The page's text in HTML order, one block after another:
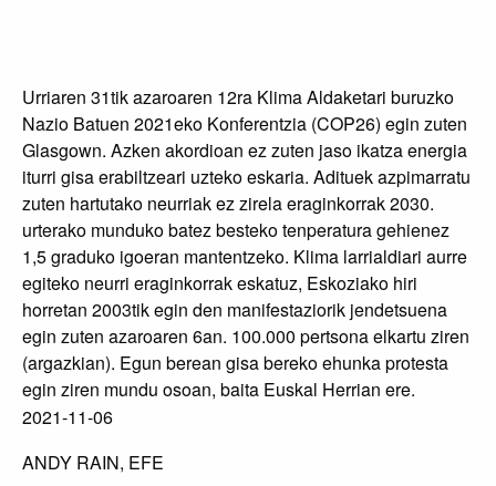
Urriaren 31tik azaroaren 12ra Klima Aldaketari buruzko
Nazio Batuen 2021eko Konferentzia (COP26) egin zuten
Glasgown. Azken akordioan ez zuten jaso ikatza energia
iturri gisa erabiltzeari uzteko eskaria. Adituek azpimarratu
zuten hartutako neurriak ez zirela eraginkorrak 2030.
urterako munduko batez besteko tenperatura gehienez
1,5 graduko igoeran mantentzeko. Klima larrialdiari aurre
egiteko neurri eraginkorrak eskatuz, Eskoziako hiri
horretan 2003tik egin den manifestaziorik jendetsuena
egin zuten azaroaren 6an. 100.000 pertsona elkartu ziren
(argazkian). Egun berean gisa bereko ehunka protesta
egin ziren mundu osoan, baita Euskal Herrian ere.
2021-11-06
ANDY RAIN, EFE